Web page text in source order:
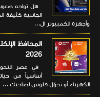
هل تواجه
الجانبية كثيفة
وأجهزة الكمبيوتر ال...
المحافظ
2026
في عصر
أساسياً من
الكهرباء أو تحوّل فلوس لصاحبك ...